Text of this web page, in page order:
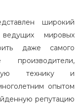
широкий
мировых
даже самого
производители,
технику и
опытом
репутацию